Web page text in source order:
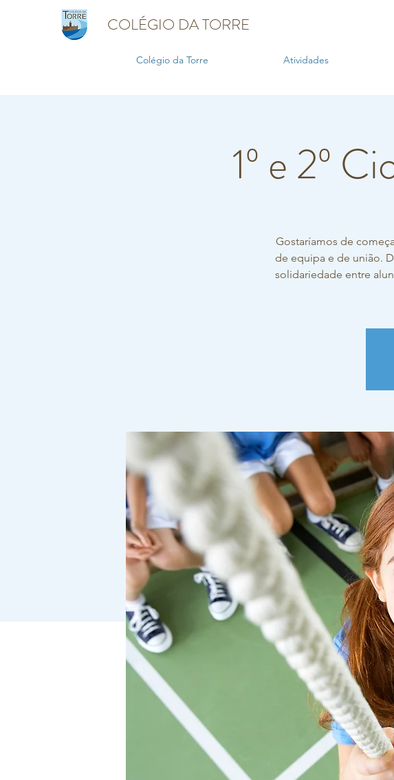
COLÉGIO DA TORRE
Colégio da Torre Atividades
1º e 2º
Gostaríamos de
de equipa e de união.
solidariedade entre